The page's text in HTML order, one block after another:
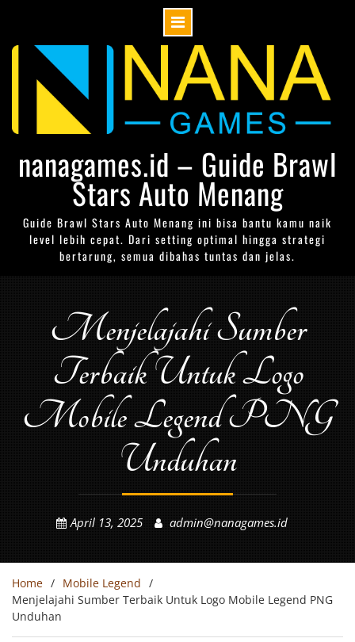
nanagames.id – Guide Brawl
Stars Auto Menang
Guide Brawl Stars Auto Menang ini bisa bantu kamu naik
level lebih cepat. Dari setting optimal hingga strategi
bertarung, semua dibahas tuntas dan jelas.
Menjelajahi Sumber
Terbaik Untuk Logo
Mobile Legend PNG
Unduhan
April 13, 2025 admin@nanagames.id
Home
Mobile Legend
Menjelajahi Sumber Terbaik Untuk Logo Mobile Legend PNG
Unduhan